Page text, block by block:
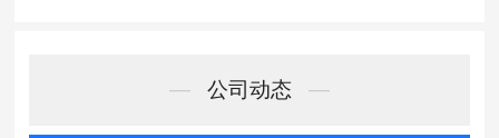
—公司动态 —